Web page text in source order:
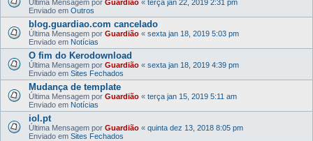
Última Mensagem por Guardião « terça jan 22, 2019 2:31 pm
Enviado em Outros
blog.guardiao.com cancelado
Última Mensagem por Guardião « sexta jan 18, 2019 5:03 pm
Enviado em Notícias
O fim do Kerodownload
Última Mensagem por Guardião « sexta jan 18, 2019 4:39 pm
Enviado em Sites Fechados
Mudança de template
Última Mensagem por Guardião « terça jan 15, 2019 5:11 am
Enviado em Notícias
iol.pt
Última Mensagem por Guardião « quinta dez 13, 2018 8:05 pm
Enviado em Sites Fechados